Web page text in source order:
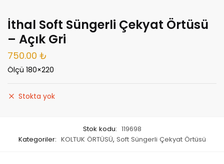
İthal Soft Süngerli Çekyat Örtüsü
– Açık Gri
750.00 ₺
Ölçü 180×220
Stokta yok
Stok kodu: 119698
Kategoriler: KOLTUK ÖRTÜSÜ, Soft Süngerli Çekyat Örtüsü